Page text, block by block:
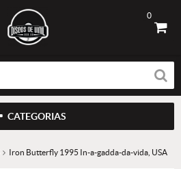
0
CATEGORIAS
Iron Butterfly 1995 In-a-gadda-da-vida, USA